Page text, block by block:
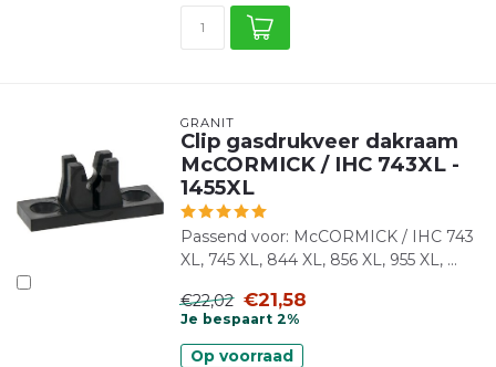
GRANIT
Clip gasdrukveer dakraam
McCORMICK / IHC 743XL -
1455XL
Passend voor: McCORMICK / IHC 743
XL, 745 XL, 844 XL, 856 XL, 955 XL, ...
€22,02 €21,58
Je bespaart 2%
Op voorraad